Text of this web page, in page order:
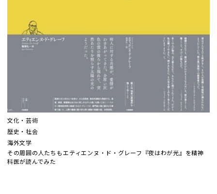
文化・芸術
歴史・社会
海外文学
その周囲の人たちも――エティエンヌ・ド・グレーフ『夜はわが光』を精神
科医が読んでみた